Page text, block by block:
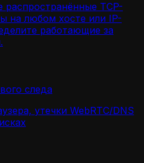
распространённые TCP-
на любом хосте или IP-
работающие за
следа
утечки WebRTC/DNS